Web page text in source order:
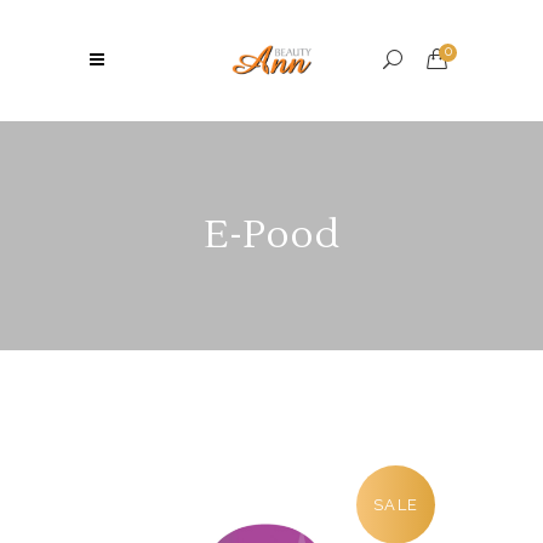
0
E-Pood
SALE